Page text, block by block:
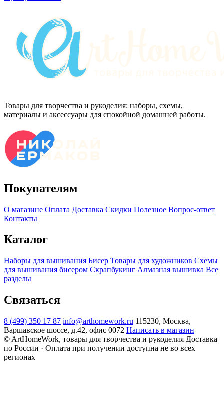
Товары для творчества и рукоделия: наборы, схемы,
материалы и аксессуары для спокойной домашней работы.
Покупателям
О магазине Оплата Доставка Скидки Полезное Вопрос-ответ
Контакты
Каталог
Наборы для вышивания Бисер Товары для художников Схемы
для вышивания бисером Скрапбукинг Алмазная вышивка Все
разделы
Связаться
8 (499) 350 17 87 info@arthomework.ru 115230, Москва,
Варшавское шоссе, д.42, офис 0072 Написать в магазин
© ArtHomeWork, товары для творчества и рукоделия Доставка
по России · Оплата при получении доступна не во всех
регионах